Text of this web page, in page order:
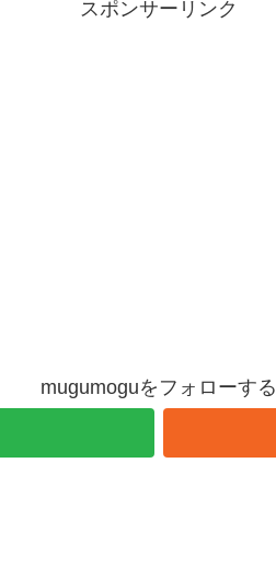
スポンサーリンク
mugumoguをフォローする